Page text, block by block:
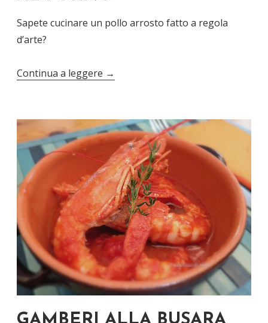
Sapete cucinare un pollo arrosto fatto a regola
d’arte?
Continua a leggere →